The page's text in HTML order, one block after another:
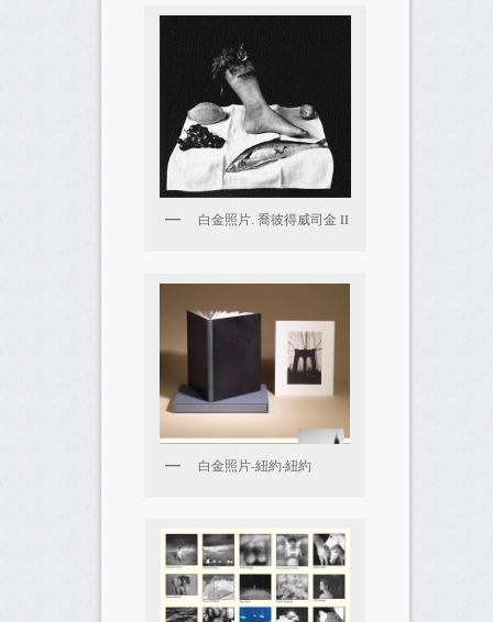
白金照片. 喬彼得威司金 II
白金照片-紐約‧紐約